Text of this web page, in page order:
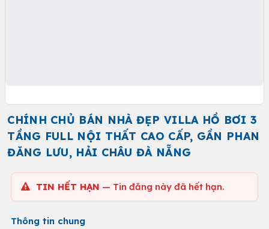
CHÍNH CHỦ BÁN NHÀ ĐẸP VILLA HỒ BƠI 3
TẦNG FULL NỘI THẤT CAO CẤP, GẦN PHAN
ĐĂNG LƯU, HẢI CHÂU ĐÀ NẴNG
TIN HẾT HẠN — Tin đăng này đã hết hạn.
Thông tin chung